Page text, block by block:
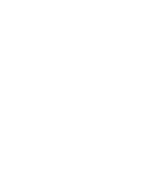
confort des
âgées ou en
Page
quotidien.
Page